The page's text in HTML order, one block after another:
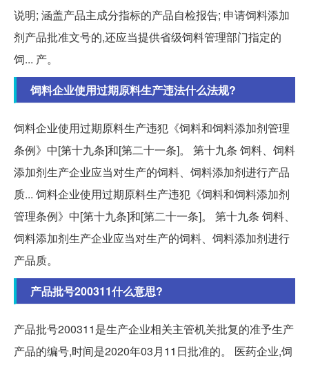
说明; 涵盖产品主成分指标的产品自检报告; 申请饲料添加
剂产品批准文号的,还应当提供省级饲料管理部门指定的
饲... 产。
饲料企业使用过期原料生产违法什么法规?
饲料企业使用过期原料生产违犯《饲料和饲料添加剂管理
条例》中[第十九条]和[第二十一条]。 第十九条 饲料、饲料
添加剂生产企业应当对生产的饲料、饲料添加剂进行产品
质... 饲料企业使用过期原料生产违犯《饲料和饲料添加剂
管理条例》中[第十九条]和[第二十一条]。 第十九条 饲料、
饲料添加剂生产企业应当对生产的饲料、饲料添加剂进行
产品质。
产品批号200311什么意思?
产品批号200311是生产企业相关主管机关批复的准予生产
产品的编号,时间是2020年03月11日批准的。 医药企业,饲